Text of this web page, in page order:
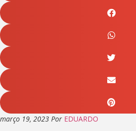
março 19, 2023 Por EDUARDO